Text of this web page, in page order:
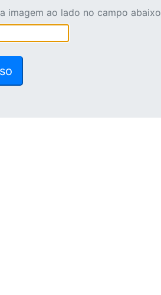
imagem ao lado no campo abaixo